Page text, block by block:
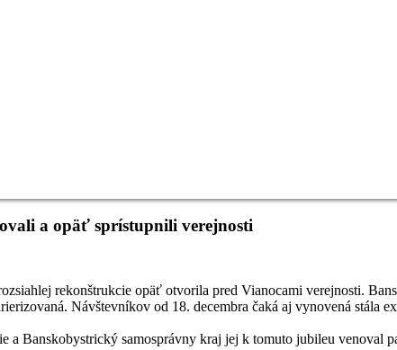
a opäť sprístupnili verejnosti
rekonštrukcie opäť otvorila pred Vianocami verejnosti.
Návštevníkov od 18. decembra čaká aj vynovená stála
Banskobystrický samosprávny kraj jej k tomuto jubileu venoval